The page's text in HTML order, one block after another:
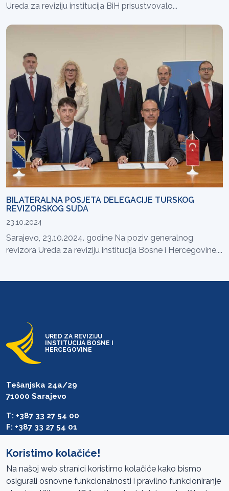
Ureda za reviziju institucija BiH prisustvovalo...
BILATERALNA POSJETA DELEGACIJE TURSKOG
REVIZORSKOG SUDA
23.10.2024
Sarajevo, 23.10.2024. godine Na poziv generalnog
revizora Ureda za reviziju institucija Bosne i Hercegovine,...
URED ZA REVIZIJU
INSTITUCIJA BOSNE I
HERCEGOVINE
Tešanjska 24a/29
71000 Sarajevo
T: +387 33 27 54 00
F: +387 33 27 54 01
Koristimo kolačiće!
Na našoj web stranici koristimo kolačiće kako bismo
osigurali osnovne funkcionalnosti i pravilno funkcioniranje